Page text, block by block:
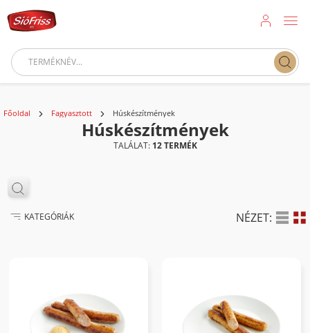
Főoldal Fagyasztott Húskészítmények
Húskészítmények
TALÁLAT: 12 TERMÉK
KATEGÓRIÁK NÉZET: